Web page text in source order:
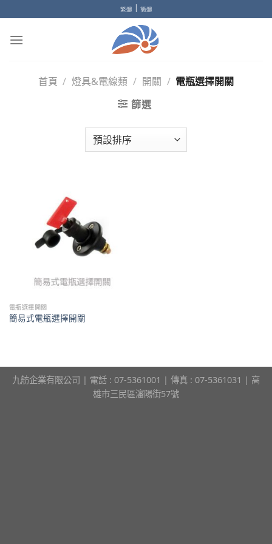
to
content
繁體 | 簡體
首頁 / 燈具&電線類 / 開關 / 電瓶選擇開關
篩選
電瓶選擇開關
簡易式電瓶選擇開關
九舫企業有限公司 | 電話 : 07-5361001 | 傳真 : 07-5361031 | 高
雄市三民區瀋陽街57號